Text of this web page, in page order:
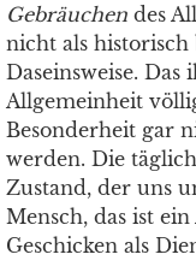
Gebräuchen des
nicht als
Daseinsweise. Das
Allgemeinheit
Besonderheit gar
werden. Die
Zustand, der uns
Mensch, das ist
Geschicken als